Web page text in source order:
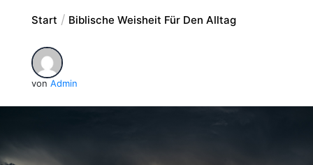
Start Biblische Weisheit Für Den Alltag
von Admin